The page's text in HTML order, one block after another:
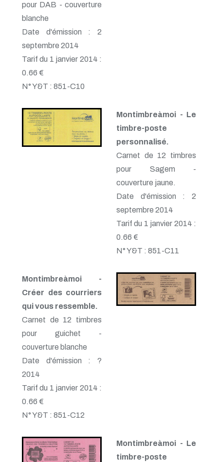
pour DAB - couverture
blanche
Date d'émission : 2
septembre 2014
Tarif du 1 janvier 2014 :
0.66 €
N° Y&T : 851-C10
Montimbreàmoi - Le
timbre-poste
personnalisé.
Carnet de 12 timbres
pour Sagem -
couverture jaune.
Date d'émission : 2
septembre 2014
Tarif du 1 janvier 2014 :
0.66 €
N° Y&T : 851-C11
Montimbreàmoi -
Créer des courriers
qui vous ressemble.
Carnet de 12 timbres
pour guichet -
couverture blanche
Date d'émission : ?
2014
Tarif du 1 janvier 2014 :
0.66 €
N° Y&T : 851-C12
Montimbreàmoi - Le
timbre-poste